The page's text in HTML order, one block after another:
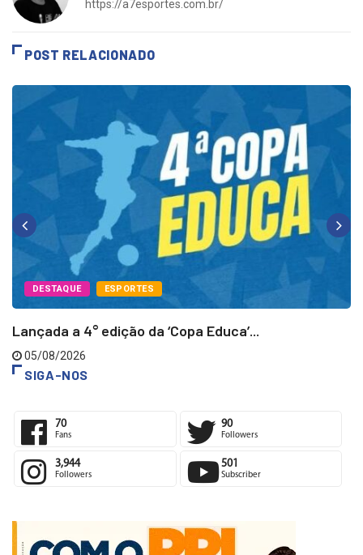
https://a7esportes.com.br/
POST RELACIONADO
DESTAQUE ESPORTES
Lançada a 4° edição da ‘Copa Educa’...
05/08/2026
SIGA-NOS
70 90
3,944 501